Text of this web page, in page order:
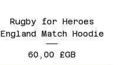
Rugby for Heroes
England Match Hoodie
Prix
60,00 £GB